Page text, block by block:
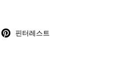
핀터레스트